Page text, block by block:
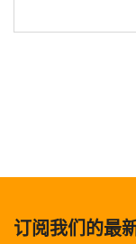
订阅我们的最